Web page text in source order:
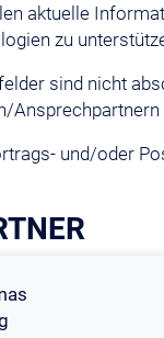
aktuelle
zu
sind nicht
und/oder